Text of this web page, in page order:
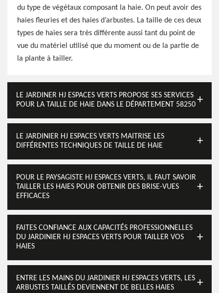
du type de végétaux composant la haie. On peut avoir des
haies fleuries et des haies d’arbustes. La taille de ces deux
types de haies sera très différente aussi tant du point de
vue du matériel utilisé que du moment ou de la partie de
la plante à tailler.
LE JARDINER HJ ESPACES VERTS PROPOSE SES SERVICES
POUR LA TAILLE DE HAIE DANS LE DÉPARTEMENT 58250
LE JARDINIER HJ ESPACES VERTS MAITRISE LES
DIFFÉRENTES TECHNIQUES DE TAILLE DE HAIE
POUR LE PAYSAGISTE HJ ESPACES VERTS, IL FAUT SAVOIR
TAILLER LES HAIES POUR OBTENIR DES BRISE-VUES
EFFICACES
FAITES CONFIANCE AUX CAPACITÉS PROFESSIONNELLES
DU JARDINIER HJ ESPACES VERTS POUR TAILLER VOS
HAIES
ENTRE LES MAINS DU JARDINIER HJ ESPACES VERTS, LES
ARBUSTES TAILLÉS DEVIENNENT DE BELLES HAIES